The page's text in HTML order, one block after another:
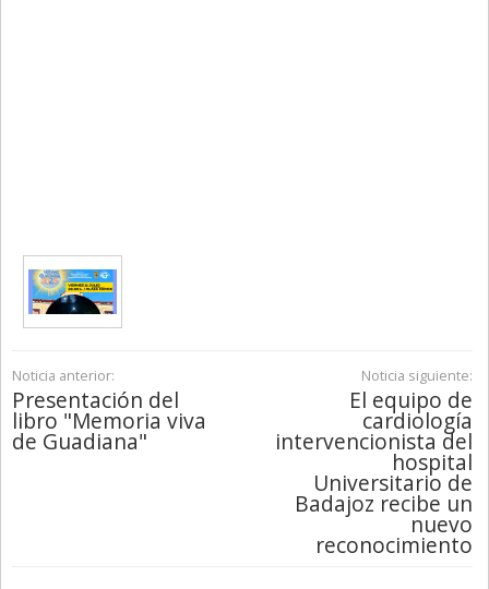
Noticia anterior:
Presentación del
libro "Memoria viva
de Guadiana"
Noticia siguiente:
El equipo de
cardiología
intervencionista del
hospital
Universitario de
Badajoz recibe un
nuevo
reconocimiento